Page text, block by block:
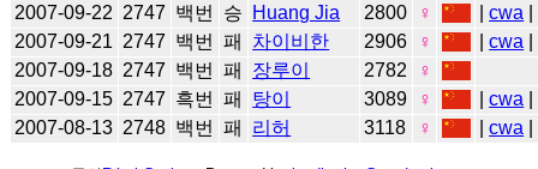
2007-09-22 2747 백번 승 Huang Jia 2800 ♀ |cwa
2007-09-21 2747 백번 패 차이비한 2906 ♀ |cwa
2007-09-18 2747 백번 패 장루이 2782
♀
2007-09-15 2747 흑번 패 탕이 3089 ♀ |cwa
2007-08-13 2748 백번 패 리허 3118 ♀ |cwa